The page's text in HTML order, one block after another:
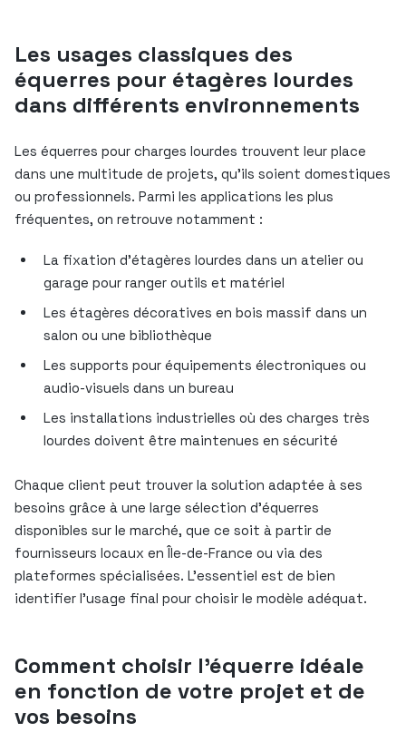
Les usages classiques des
équerres pour étagères lourdes
dans différents environnements
Les équerres pour charges lourdes trouvent leur place
dans une multitude de projets, qu’ils soient domestiques
ou professionnels. Parmi les applications les plus
fréquentes, on retrouve notamment :
La fixation d’étagères lourdes dans un atelier ou
garage pour ranger outils et matériel
Les étagères décoratives en bois massif dans un
salon ou une bibliothèque
Les supports pour équipements électroniques ou
audio-visuels dans un bureau
Les installations industrielles où des charges très
lourdes doivent être maintenues en sécurité
Chaque client peut trouver la solution adaptée à ses
besoins grâce à une large sélection d’équerres
disponibles sur le marché, que ce soit à partir de
fournisseurs locaux en Île-de-France ou via des
plateformes spécialisées. L’essentiel est de bien
identifier l’usage final pour choisir le modèle adéquat.
Comment choisir l’équerre idéale
en fonction de votre projet et de
vos besoins